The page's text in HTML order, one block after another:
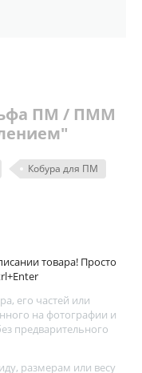
ПМ / ПММ
Кобура для ПМ
товара! Просто
его частей или
на фотографии и
предварительного
размерам или весу